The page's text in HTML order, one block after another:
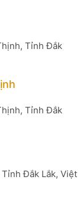
Tỉnh Đắk
Tỉnh Đắk
Đắk Lắk, Việt